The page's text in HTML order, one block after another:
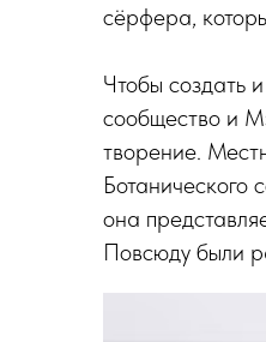
сёрфера,
Чтобы создать
сообщество и
творение.
Ботанического
она
Повсюду были